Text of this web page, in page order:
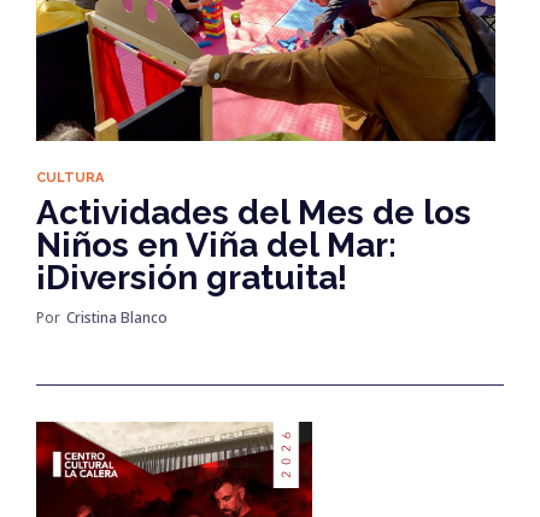
CULTURA
Actividades del Mes de los
Niños en Viña del Mar:
¡Diversión gratuita!
Por Cristina Blanco